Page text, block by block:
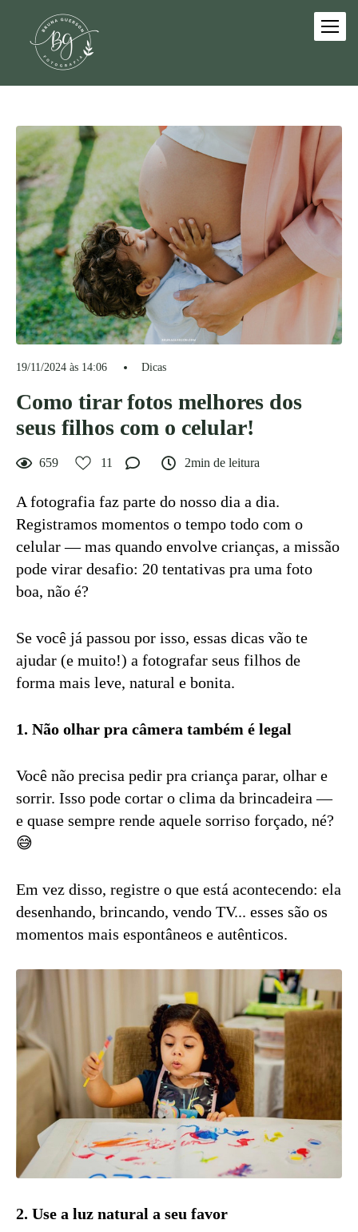
19/11/2024 às 14:06 Dicas
Como tirar fotos melhores dos
seus filhos com o celular!
659 11 2min de leitura
A fotografia faz parte do nosso dia a dia.
Registramos momentos o tempo todo com o
celular — mas quando envolve crianças, a missão
pode virar desafio: 20 tentativas pra uma foto
boa, não é?
Se você já passou por isso, essas dicas vão te
ajudar (e muito!) a fotografar seus filhos de
forma mais leve, natural e bonita.
1. Não olhar pra câmera também é legal
Você não precisa pedir pra criança parar, olhar e
sorrir. Isso pode cortar o clima da brincadeira —
e quase sempre rende aquele sorriso forçado, né?
😅
Em vez disso, registre o que está acontecendo: ela
desenhando, brincando, vendo TV... esses são os
momentos mais espontâneos e autênticos.
2. Use a luz natural a seu favor